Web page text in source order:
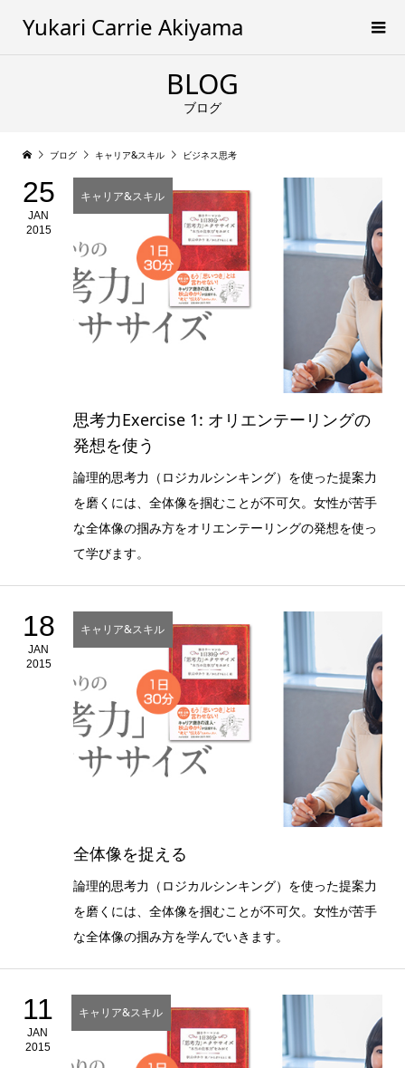
Yukari Carrie Akiyama
BLOG
ブログ
ブログ キャリア&スキル ビジネス思考
25
JAN
2015
キャリア&スキル
思考力Exercise 1: オリエンテーリングの
発想を使う
論理的思考力（ロジカルシンキング）を使った提案力
を磨くには、全体像を掴むことが不可欠。女性が苦手
な全体像の掴み方をオリエンテーリングの発想を使っ
て学びます。
18
JAN
2015
キャリア&スキル
全体像を捉える
論理的思考力（ロジカルシンキング）を使った提案力
を磨くには、全体像を掴むことが不可欠。女性が苦手
な全体像の掴み方を学んでいきます。
11
JAN
2015
キャリア&スキル